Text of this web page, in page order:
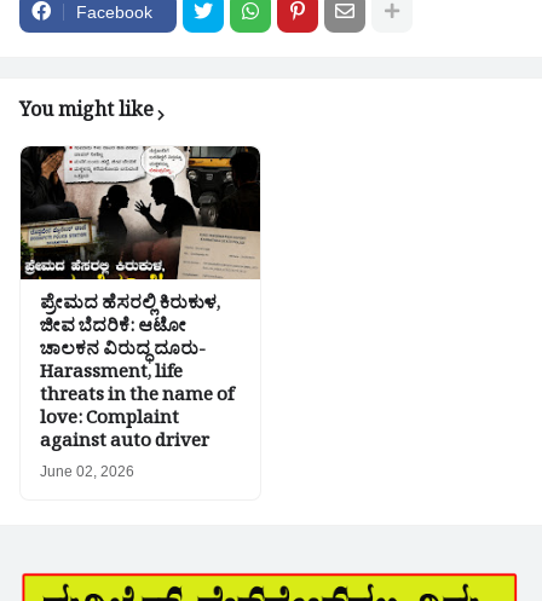
Facebook
You might like
ಪ್ರೇಮದ ಹೆಸರಲ್ಲಿ ಕಿರುಕುಳ,
ಜೀವ ಬೆದರಿಕೆ: ಆಟೋ
ಚಾಲಕನ ವಿರುದ್ಧ ದೂರು-
Harassment, life
threats in the name of
love: Complaint
against auto driver
June 02, 2026